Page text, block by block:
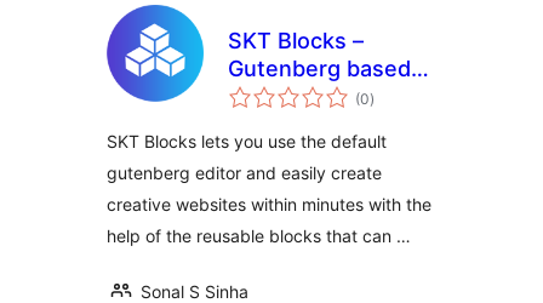
SKT Blocks –
Gutenberg based
Page Builder(0valoracións
totais
)
SKT Blocks lets you use the default
gutenberg editor and easily create
creative websites within minutes with the
help of the reusable blocks that can …
Sonal S Sinha